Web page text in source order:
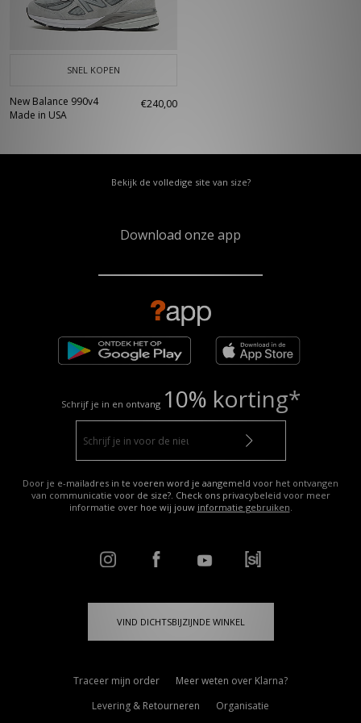
model die jij in je sneakerkast moet hebben. Van de ‘Made in USA’ tot de
‘Made in UK’: welke kleur kies jij?
SNEL KOPEN
New Balance 990v4
Made in USA
€240,00
Bekijk de volledige site van size?
Download onze app
Schrijf je in en ontvang 10% korting*
Door je e-mailadres in te voeren word je aangemeld voor het ontvangen
van communicatie voor de size?. Check ons privacybeleid voor meer
informatie over hoe wij jouw informatie gebruiken.
VIND DICHTSBIJZIJNDE WINKEL
Traceer mijn order
Meer weten over Klarna?
Levering & Retourneren
Organisatie